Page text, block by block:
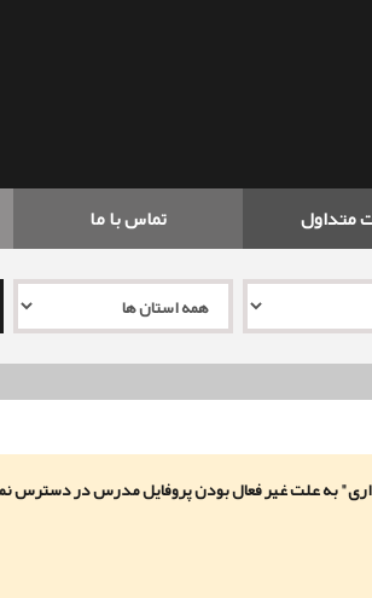
متداول تماس با ما
به علت غیر فعال بودن پروفایل مدرس در دسترس